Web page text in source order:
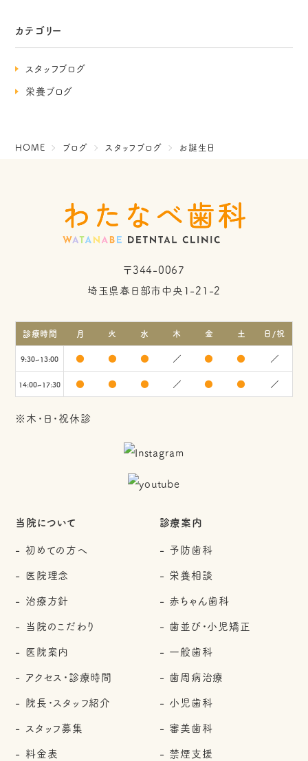
カテゴリー
スタッフブログ
栄養ブログ
HOME ブログ スタッフブログ お誕生日
〒344-0067
埼玉県春日部市中央1-21-2
診療時間 月 火 水 木 金 土 日/祝
9:30~13:00 ● ● ● ／ ● ● ／
14:00~17:30 ● ● ● ／ ● ● ／
※木・日・祝休診
当院について
初めての方へ
医院理念
治療方針
当院のこだわり
医院案内
アクセス・診療時間
院長・スタッフ紹介
スタッフ募集
料金表
診療案内
予防歯科
栄養相談
赤ちゃん歯科
歯並び・小児矯正
一般歯科
歯周病治療
小児歯科
審美歯科
禁煙支援